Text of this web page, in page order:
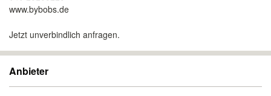
www.bybobs.de
Jetzt unverbindlich anfragen.
Anbieter